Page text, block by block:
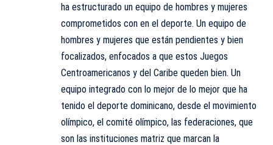
ha estructurado un equipo de hombres y mujeres
comprometidos con en el deporte. Un equipo de
hombres y mujeres que están pendientes y bien
focalizados, enfocados a que estos Juegos
Centroamericanos y del Caribe queden bien. Un
equipo integrado con lo mejor de lo mejor que ha
tenido el deporte dominicano, desde el movimiento
olímpico, el comité olímpico, las federaciones, que
son las instituciones matriz que marcan la